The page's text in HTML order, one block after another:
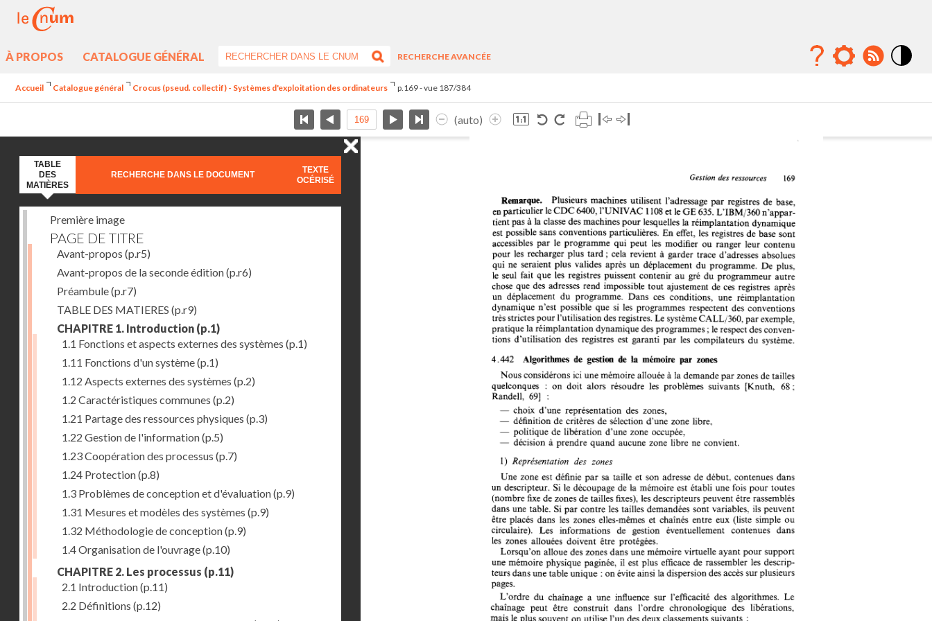
À PROPOS CATALOGUE GÉNÉRAL
RECHERCHE AVANCÉE
Accueil Catalogue général Crocus (pseud. collectif) - Systèmes d'exploitation des ordinateurs p.169 - vue 187/384
(auto)
TABLE
DES
MATIÈRES
RECHERCHE DANS LE DOCUMENT
TEXTE
OCÉRISÉ
Première image
PAGE DE TITRE
Avant-propos (p.r5)
Avant-propos de la seconde édition(p.r6)
Préambule(p.r7)
TABLE DES MATIERES (p.r9)
CHAPITRE 1. Introduction (p.1)
1.1 Fonctions et aspects externes des systèmes (p.1)
1.11 Fonctions d'un système(p.1)
1.12 Aspects externes des systèmes (p.2)
1.2 Caractéristiques communes (p.2)
1.21 Partage des ressources physiques (p.3)
1.22 Gestion de l'information(p.5)
1.23 Coopération des processus (p.7)
1.24 Protection(p.8)
1.3 Problèmes de conception et d'évaluation(p.9)
1.31 Mesures et modèles des systèmes (p.9)
1.32 Méthodologie de conception(p.9)
1.4 Organisation de l'ouvrage(p.10)
CHAPITRE 2. Les processus (p.11)
2.1 Introduction(p.11)
2.2 Définitions (p.12)